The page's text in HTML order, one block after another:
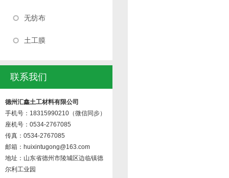
无纺布
土工膜
联系我们
德州汇鑫土工材料有限公司
手机号：18315990210（微信同步）
座机号：0534-2767085
传真：0534-2767085
邮箱：huixintugong@163.com
地址：山东省德州市陵城区边临镇德
尔利工业园